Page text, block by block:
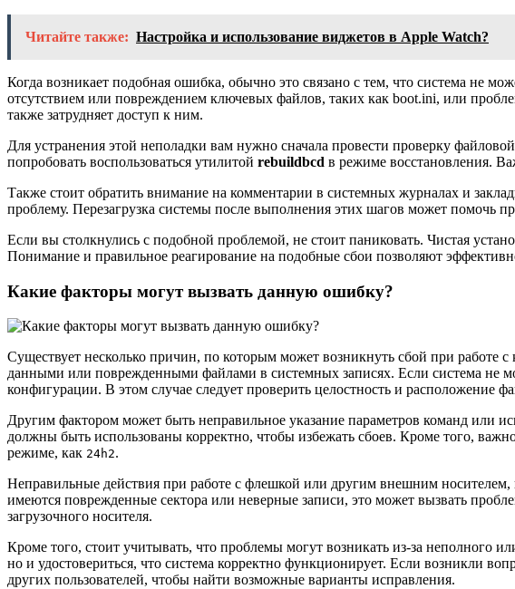
Читайте также: Настройка и использование виджетов в Apple Watch?
Когда возникает подобная ошибка, обычно это связано с тем, что система не
отсутствием или повреждением ключевых файлов, таких как boot.ini, или
также затрудняет доступ к ним.
Для устранения этой неполадки вам нужно сначала провести проверку
попробовать воспользоваться утилитой rebuildbcd в режиме восстановления.
Также стоит обратить внимание на комментарии в системных журналах и
проблему. Перезагрузка системы после выполнения этих шагов может помочь
Если вы столкнулись с подобной проблемой, не стоит паниковать. Чистая
Понимание и правильное реагирование на подобные сбои позволяют
Какие факторы могут вызвать данную ошибку?
Существует несколько причин, по которым может возникнуть сбой при работе
данными или поврежденными файлами в системных записях. Если система не
конфигурации. В этом случае следует проверить целостность и расположение
Другим фактором может быть неправильное указание параметров команд или
должны быть использованы корректно, чтобы избежать сбоев. Кроме того,
режиме, как 24h2.
Неправильные действия при работе с флешкой или другим внешним
имеются поврежденные сектора или неверные записи, это может вызвать
загрузочного носителя.
Кроме того, стоит учитывать, что проблемы могут возникать из-за неполного
но и удостовериться, что система корректно функционирует. Если возникли
других пользователей, чтобы найти возможные варианты исправления.